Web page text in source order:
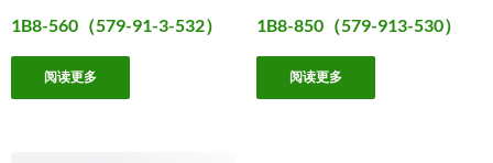
1B8-560（579-91-3-532）
阅读更多
1B8-850（579-913-530）
阅读更多